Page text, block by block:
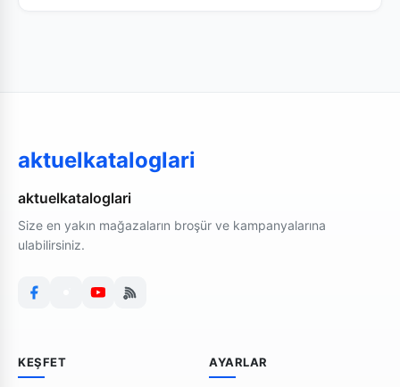
aktuelkataloglari
aktuelkataloglari
Size en yakın mağazaların broşür ve kampanyalarına
ulabilirsiniz.
KEŞFET AYARLAR